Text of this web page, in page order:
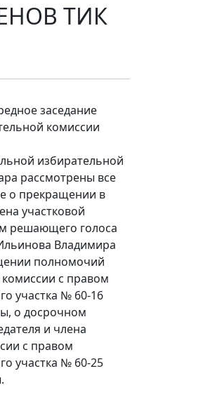
ТИК
заседание
комиссии
избирательной
рассмотрены все
о прекращении в
участковой
решающего голоса
Владимира
полномочий
с правом
участка № 60-16
о досрочном
и члена
с правом
участка № 60-25